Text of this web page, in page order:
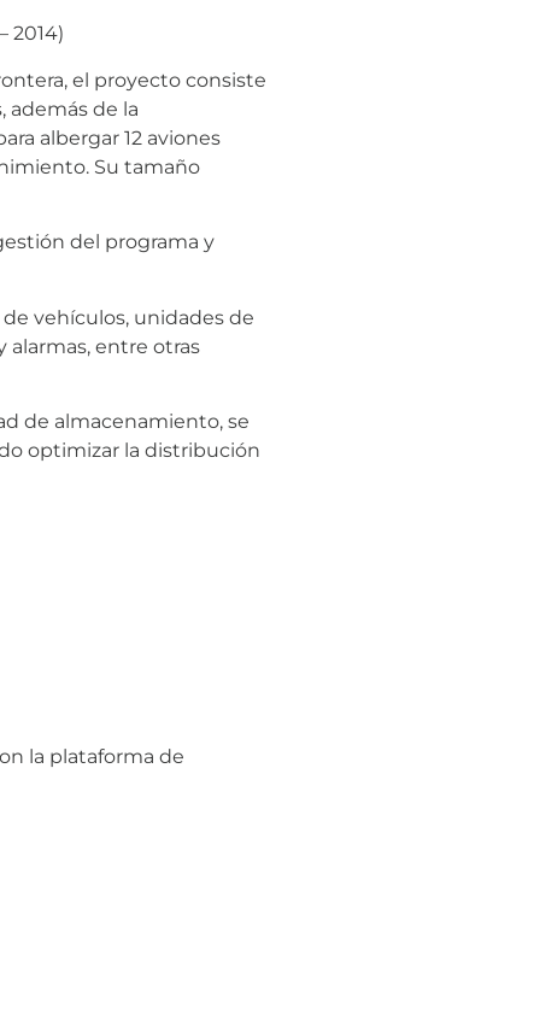
2014)
el proyecto consiste
además de la
albergar 12 aviones
Su tamaño
del programa y
vehículos, unidades de
alarmas, entre otras
de almacenamiento, se
optimizar la distribución
la plataforma de